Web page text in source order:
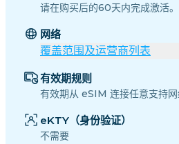
请在购买后的60天内完成激活。
网络
覆盖范围及运营商列表
有效期规则
有效期从 eSIM 连接任意支持网
eKTY（身份验证）
不需要